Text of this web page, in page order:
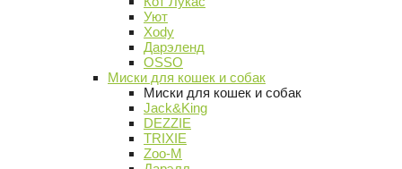
Уют
Xody
Дарэленд
OSSO
Миски для кошек и собак
Миски для кошек и собак
Jack&King
DEZZIE
TRIXIE
Zoo-M